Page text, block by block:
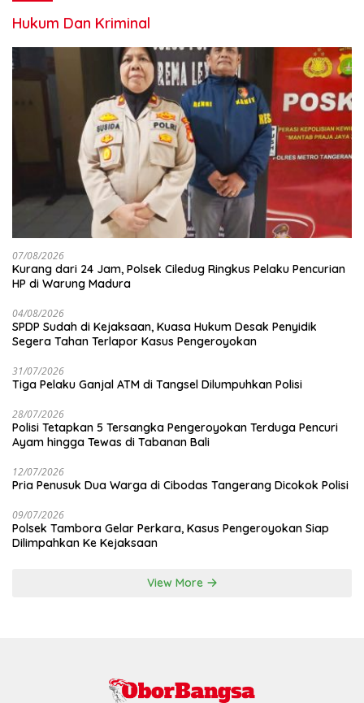
Hukum Dan Kriminal
07/08/2026
Kurang dari 24 Jam, Polsek Ciledug Ringkus Pelaku Pencurian
HP di Warung Madura
04/08/2026
SPDP Sudah di Kejaksaan, Kuasa Hukum Desak Penyidik
Segera Tahan Terlapor Kasus Pengeroyokan
31/07/2026
Tiga Pelaku Ganjal ATM di Tangsel Dilumpuhkan Polisi
28/07/2026
Polisi Tetapkan 5 Tersangka Pengeroyokan Terduga Pencuri
Ayam hingga Tewas di Tabanan Bali
12/07/2026
Pria Penusuk Dua Warga di Cibodas Tangerang Dicokok Polisi
09/07/2026
Polsek Tambora Gelar Perkara, Kasus Pengeroyokan Siap
Dilimpahkan Ke Kejaksaan
View More